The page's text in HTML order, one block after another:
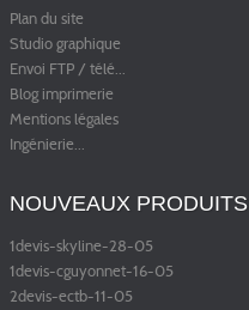
Plan du site
Studio graphique
Envoi FTP / télé...
Blog imprimerie
Mentions légales
Ingénierie...
NOUVEAUX PRODUITS
1devis-skyline-28-05
1devis-cguyonnet-16-05
2devis-ectb-11-05